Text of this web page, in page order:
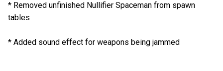
* Removed unfinished Nullifier Spaceman from spawn
tables
* Added sound effect for weapons being jammed